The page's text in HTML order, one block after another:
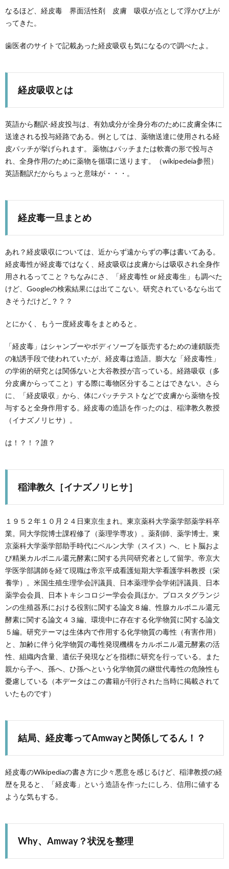
なるほど、経皮毒 界面活性剤 皮膚 吸収が点として浮かび上が
ってきた。
歯医者のサイトで記載あった経皮吸収も気になるので調べたよ。
経皮吸収とは
英語から翻訳-経皮投与は、有効成分が全身分布のために皮膚全体に
送達される投与経路である。例としては、薬物送達に使用される経
皮パッチが挙げられます。 薬物はパッチまたは軟膏の形で投与さ
れ、 全身作用のために薬物を循環に送ります。
（wikipedeia参照）
英語翻訳だからちょっと意味が・・・。
経皮毒一旦まとめ
あれ？経皮吸収については、近からず遠からずの事は書いてある。
経皮毒性が経皮毒ではなく、経皮吸収は皮膚からは吸収され全身作
用されるってこと？ちなみにさ、「経皮毒性 or 経皮毒生」も調べた
けど、Googleの検索結果には出てこない。研究されているなら出て
きそうだけど_？？？
とにかく、もう一度経皮毒をまとめると。
「経皮毒」はシャンプーやボディソープを販売するための連鎖販売
の勧誘手段で使われていたが、経皮毒は造語。膨大な「経皮毒性」
の学術的研究とは関係ないと大谷教授が言っている。経路吸収（多
分皮膚からってこと）する際に毒物区分することはできない。さら
に、「経皮吸収」から、体にパッチテストなどで皮膚から薬物を投
与すると全身作用する。経皮毒の造語を作ったのは、稲津教久教授
（イナズノリヒサ）。
は！？！？誰？
稲津教久 ［イナズノリヒサ］
１９５２年１０月２４日東京生まれ。東京薬科大学薬学部薬学科卒
業。同大学院博士課程修了（薬理学専攻）。薬剤師、薬学博士。東
京薬科大学薬学部助手時代にベルン大学（スイス）へ、ヒト脳およ
び精巣カルボニル還元酵素に関する共同研究者として留学。帝京大
学医学部講師を経て現職は帝京平成看護短期大学看護学科教授（栄
養学）。米国生殖生理学会評議員、日本薬理学会学術評議員、日本
薬学会会員、日本トキシコロジー学会会員ほか。プロスタグランジ
ンの生殖器系における役割に関する論文８編、性腺カルボニル還元
酵素に関する論文４３編、環境中に存在する化学物質に関する論文
５編。研究テーマは生体内で作用する化学物質の毒性（有害作用）
と、加齢に伴う化学物質の毒性発現機構をカルボニル還元酵素の活
性、組織内含量、遺伝子発現などを指標に研究を行っている。また
親から子へ、孫へ、ひ孫へという化学物質の継世代毒性の危険性も
憂慮している（本データはこの書籍が刊行された当時に掲載されて
いたものです）
結局、経皮毒ってAmwayと関係してるん！？
経皮毒のWikipediaの書き方に少々悪意を感じるけど、稲津教授の経
歴を見ると、「経皮毒」という造語を作ったにしろ、信用に値する
ような気もする。
Why、Amway？状況を整理